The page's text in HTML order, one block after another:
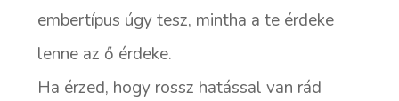
embertípus úgy tesz, mintha a te érdeke
lenne az ő érdeke.
Ha érzed, hogy rossz hatással van rád